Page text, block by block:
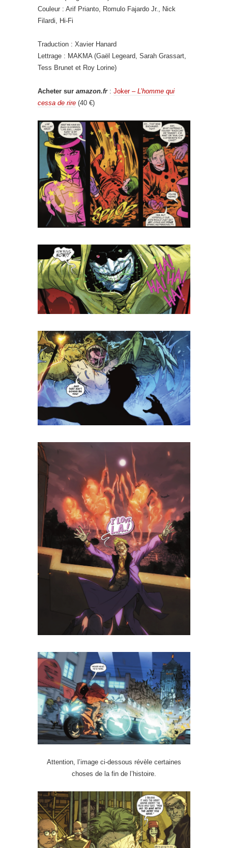
Couleur : Arif Prianto, Romulo Fajardo Jr., Nick
Filardi, Hi-Fi
Traduction : Xavier Hanard
Lettrage : MAKMA (Gaël Legeard, Sarah Grassart,
Tess Brunet et Roy Lorine)
Acheter sur amazon.fr: Joker – L’homme qui
cessa de rire (40 €)
Attention, l’image ci-dessous révèle certaines
choses de la fin de l’histoire.